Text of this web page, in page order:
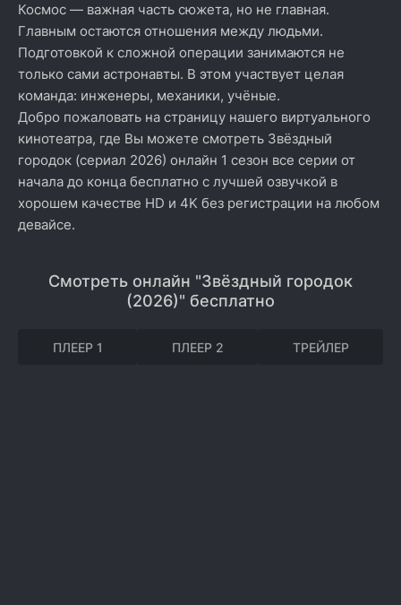
Космос — важная часть сюжета, но не главная.
Главным остаются отношения между людьми.
Подготовкой к сложной операции занимаются не
только сами астронавты. В этом участвует целая
команда: инженеры, механики, учёные.
Добро пожаловать на страницу нашего виртуального
кинотеатра, где Вы можете смотреть Звёздный
городок (сериал 2026) онлайн 1 сезон все серии от
начала до конца бесплатно с лучшей озвучкой в
хорошем качестве HD и 4K без регистрации на любом
девайсе.
Смотреть онлайн "Звёздный городок
(2026)" бесплатно
ПЛЕЕР 1 ПЛЕЕР 2 ТРЕЙЛЕР